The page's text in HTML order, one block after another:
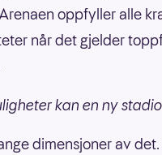
oppfyller alle
når det gjelder
kan en ny
dimensjoner av